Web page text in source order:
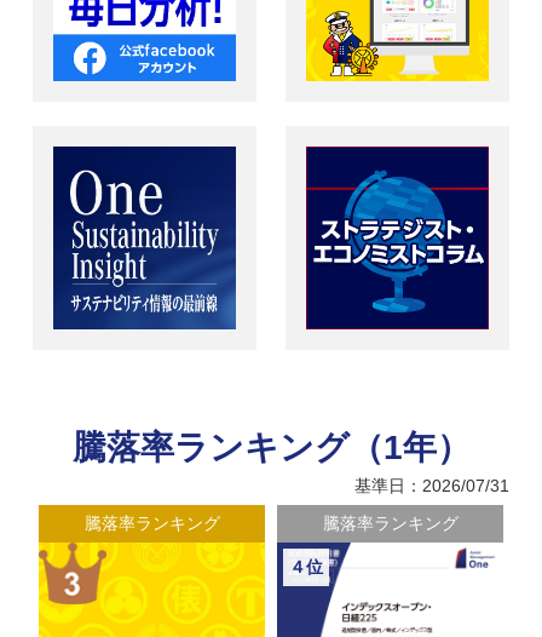
騰落率ランキング（1年）
基準日：2026/07/31
騰落率ランキング 騰落率ランキング
４位